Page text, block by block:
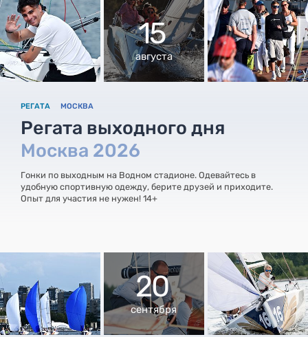
15
августа
РЕГАТА МОСКВА
Регата выходного дня
Москва 2026
Гонки по выходным на Водном стадионе. Одевайтесь в
удобную спортивную одежду, берите друзей и приходите.
Опыт для участия не нужен! 14+
20
сентября